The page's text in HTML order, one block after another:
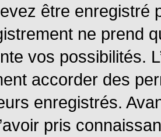
être enregistré
ne prend
vos possibilités.
accorder des
enregistrés.
pris